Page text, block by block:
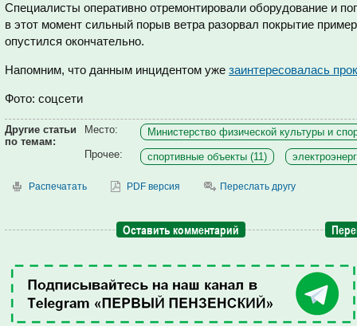
Специалисты оперативно отремонтировали оборудование и
в этот момент сильный порыв ветра разорвал покрытие
опустился окончательно.
Напомним, что данным инцидентом уже заинтересовалась
Фото: соцсети
Другие статьи
по темам:
Место:
Министерство физической культуры и
Прочее:
спортивные объекты (11)
Распечатать PDF версия Переслать другу
Оставить комментарий